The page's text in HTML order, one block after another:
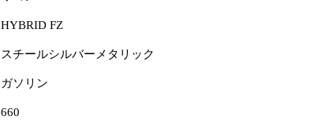
HYBRID FZ
スチールシルバーメタリック
ガソリン
660